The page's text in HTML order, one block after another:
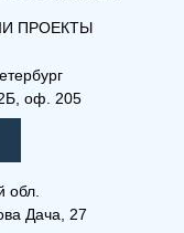
ПРОЕКТЫ
оф. 205
обл.
Дача, 27